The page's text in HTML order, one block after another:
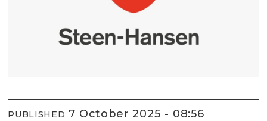
PUBLISHED 7 October 2025 - 08:56